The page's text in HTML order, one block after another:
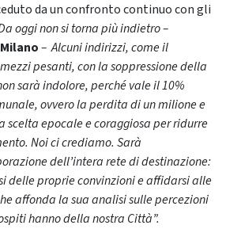
da un confronto continuo con gli
oggi non si torna più indietro –
– Alcuni indirizzi, come il
pesanti, con la soppressione della
sarà indolore, perché vale il 10%
ovvero la perdita di un milione e
scelta epocale e coraggiosa per ridurre
Noi ci crediamo. Sarà
dell’intera rete di destinazione:
delle proprie convinzioni e affidarsi alle
affonda la sua analisi sulle percezioni
hanno della nostra Città”.